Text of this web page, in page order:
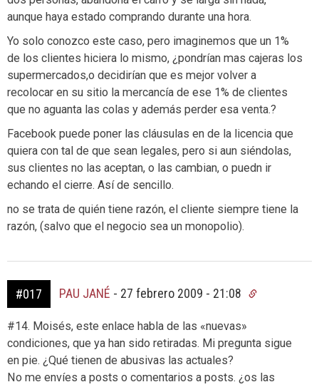
aunque haya estado comprando durante una hora.
Yo solo conozco este caso, pero imaginemos que un 1%
de los clientes hiciera lo mismo, ¿pondrían mas cajeras los
supermercados,o decidirían que es mejor volver a
recolocar en su sitio la mercancía de ese 1% de clientes
que no aguanta las colas y además perder esa venta.?
Facebook puede poner las cláusulas en de la licencia que
quiera con tal de que sean legales, pero si aun siéndolas,
sus clientes no las aceptan, o las cambian, o puedn ir
echando el cierre. Así de sencillo.
no se trata de quién tiene razón, el cliente siempre tiene la
razón, (salvo que el negocio sea un monopolio).
#017 PAU JANÉ - 27 febrero 2009 - 21:08
#14. Moisés, este enlace habla de las «nuevas»
condiciones, que ya han sido retiradas. Mi pregunta sigue
en pie. ¿Qué tienen de abusivas las actuales?
No me envíes a posts o comentarios a posts. ¿os las